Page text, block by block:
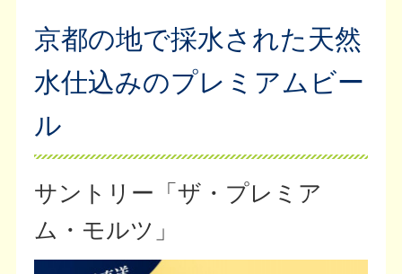
京都の地で採水された天然
水仕込みのプレミアムビー
ル
サントリー「ザ・プレミア
ム・モルツ」